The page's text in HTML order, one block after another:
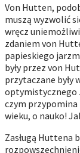
Von Hutten,
muszą wyzwolić
wręcz
zdaniem von
papieskiego
były przez von
przytaczane były
optymistycznego
czym przypomina
wieku, o nauko!
Zasługą Huttena